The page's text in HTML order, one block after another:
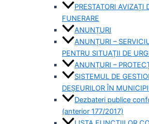
PRESTATORI AVIZAȚI
FUNERARE
ANUNȚURI
ANUNȚURI –
PENTRU SITUAȚII DE
ANUNȚURI –
SISTEMUL DE
DEȘEURILOR ÎN
Dezbateri publice
(anterior 177/2017)